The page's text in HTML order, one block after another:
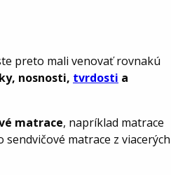
preto mali venovať rovnakú
nosnosti, tvrdosti a
matrace, napríklad matrace
sendvičové matrace z viacerých